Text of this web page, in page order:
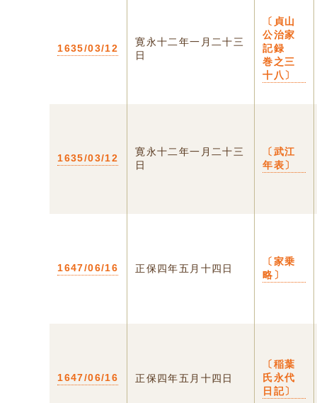
1635/03/12
寛永十二年一月二十三
日
〔貞山
公治家
記録
巻之三
十八〕
1635/03/12
寛永十二年一月二十三
日
〔武江
年表〕
1647/06/16 正保四年五月十四日
〔家乗
略〕
1647/06/16 正保四年五月十四日
〔稲葉
氏永代
日記〕